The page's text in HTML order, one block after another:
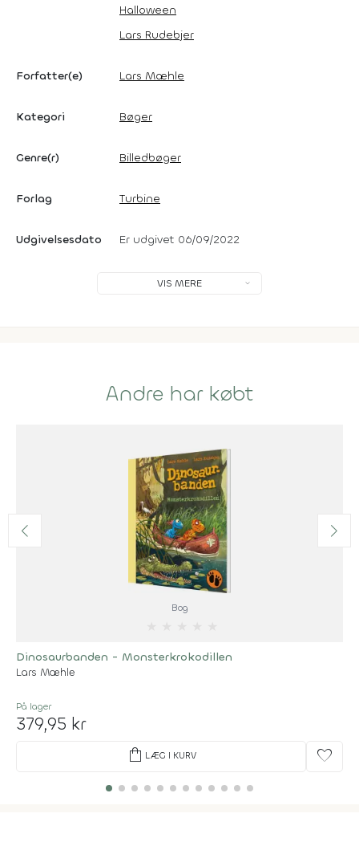
Halloween
Lars Rudebjer
Forfatter(e) Lars Mæhle
Kategori Bøger
Genre(r) Billedbøger
Forlag Turbine
Udgivelsesdato Er udgivet 06/09/2022
VIS MERE
Andre har købt
Bog
Dinosaurbanden - Monsterkrokodillen
Lars Mæhle
På lager
379,95 kr
shopping_bag LÆG I KURV favorite